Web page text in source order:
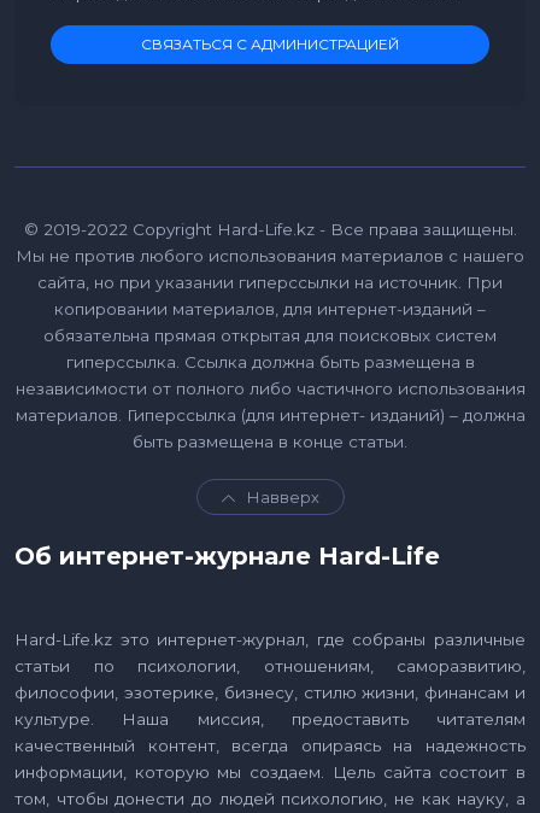
СВЯЗАТЬСЯ С АДМИНИСТРАЦИЕЙ
© 2019-2022 Copyright Hard-Life.kz - Все права защищены.
Мы не против любого использования материалов с нашего
сайта, но при указании гиперссылки на источник. При
копировании материалов, для интернет-изданий –
обязательна прямая открытая для поисковых систем
гиперссылка. Ссылка должна быть размещена в
независимости от полного либо частичного использования
материалов. Гиперссылка (для интернет- изданий) – должна
быть размещена в конце статьи.
Навверх
Об интернет-журнале Hard-Life
Hard-Life.kz это интернет-журнал, где собраны различные
статьи по психологии, отношениям, саморазвитию,
философии, эзотерике, бизнесу, стилю жизни, финансам и
культуре. Наша миссия, предоставить читателям
качественный контент, всегда опираясь на надежность
информации, которую мы создаем. Цель сайта состоит в
том, чтобы донести до людей психологию, не как науку, а